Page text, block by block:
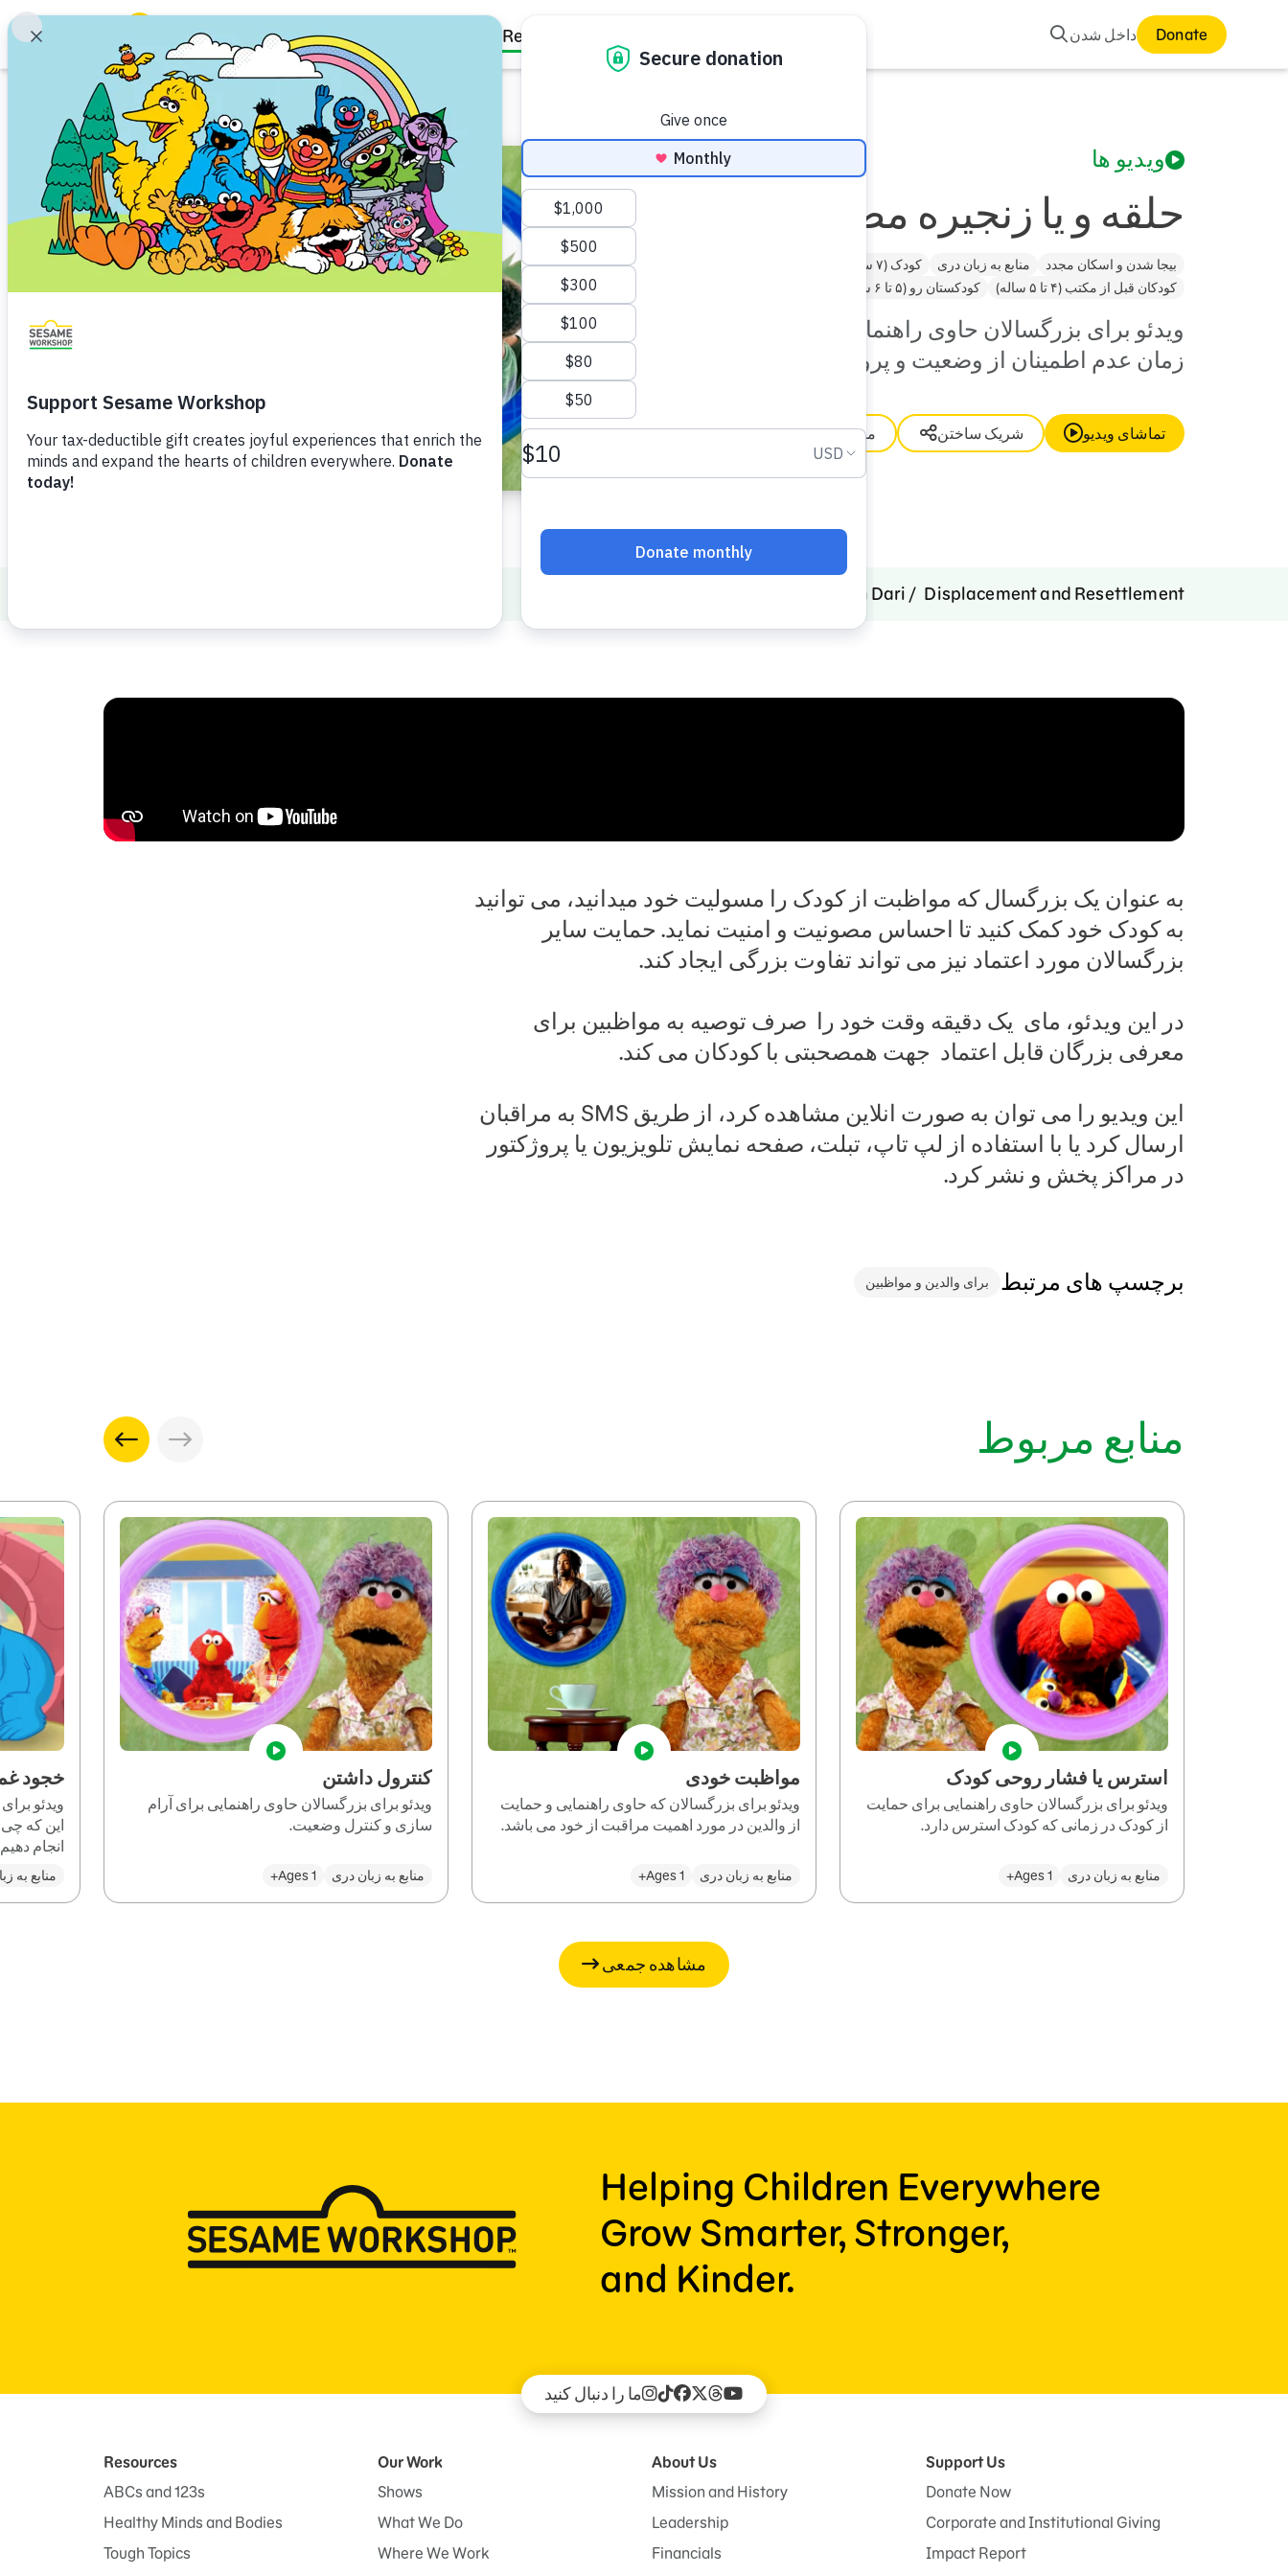
Family Resources جستجو
داخل شدن Donate
جستجو
Family Resources
ABCs and 123s
Healthy Minds and Bodies
Tough Topics
Courses and Webinars
Games and Storybooks
Our Work
ویدیو ها
حلقه و یا زنجیره مصونیت
بیجا شدن و اسکان مجدد منابع به زبان دری کودک (۷ ساله و بالا تر از آن)
کودکان قبل از مکتب (۴ تا ۵ ساله)
کودکستان رو (۵ تا ۶ ساله)
ویدئو برای بزرگسالان حاوی راهنمایی برای حمایت از کودک در
زمان عدم اطمینان از وضعیت و پرورش احساس مصونیت.
تماشای ویدیو شریک ساختن مورد علاقه in English
Displacement and Resettlement
Resources in Dari
به عنوان یک بزرگسال که مواظبت از کودک را مسولیت خود میدانید، می توانید
به کودک خود کمک کنید تا احساس مصونیت و امنیت نماید. حمایت سایر
بزرگسالان مورد اعتماد نیز می تواند تفاوت بزرگی ایجاد کند.
در این ویدئو، مای یک دقیقه وقت خود را صرف توصیه به مواظبین برای
معرفی بزرگان قابل اعتماد جهت همصحبتی با کودکان می کند.
این ویدیو را می توان به صورت انلاین مشاهده کرد، از طریق SMS به مراقبان
ارسال کرد یا با استفاده از لپ تاپ، تبلت، صفحه نمایش تلویزیون یا پروژکتور
در مراکز پخش و نشر کرد.
برچسپ های مرتبط برای والدین و مواظبین
منابع مربوط
استرس یا فشار روحی کودک
ویدئو برای بزرگسالان حاوی راهنمایی برای حمایت
از کودک در زمانی که کودک استرس دارد.
منابع به زبان دری Ages 1+
مواظبت خودی
ویدئو برای بزرگسالان که حاوی راهنمایی و حمایت
از والدین در مورد اهمیت مراقبت از خود می باشد.
منابع به زبان دری Ages 1+
کنترول داشتن
ویدئو برای بزرگسالان حاوی راهنمایی برای آرام
سازی و کنترل وضعیت.
منابع به زبان دری Ages 1+
خجود
ویدئو
این که
انجام
منابع به
مشاهده جمعی
Helping Children Everywhere
Grow Smarter, Stronger,
and Kinder.
ما را دنبال کنید
Resources
ABCs and 123s
Healthy Minds and Bodies
Tough Topics
Our Work
Shows
What We Do
Where We Work
About Us
Mission and History
Leadership
Financials
Support Us
Donate Now
Corporate and Institutional Giving
Impact Report